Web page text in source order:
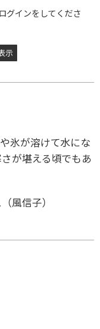
グインをしてくださ
示
氷が溶けて水にな
が堪える頃でもあ
風信子）